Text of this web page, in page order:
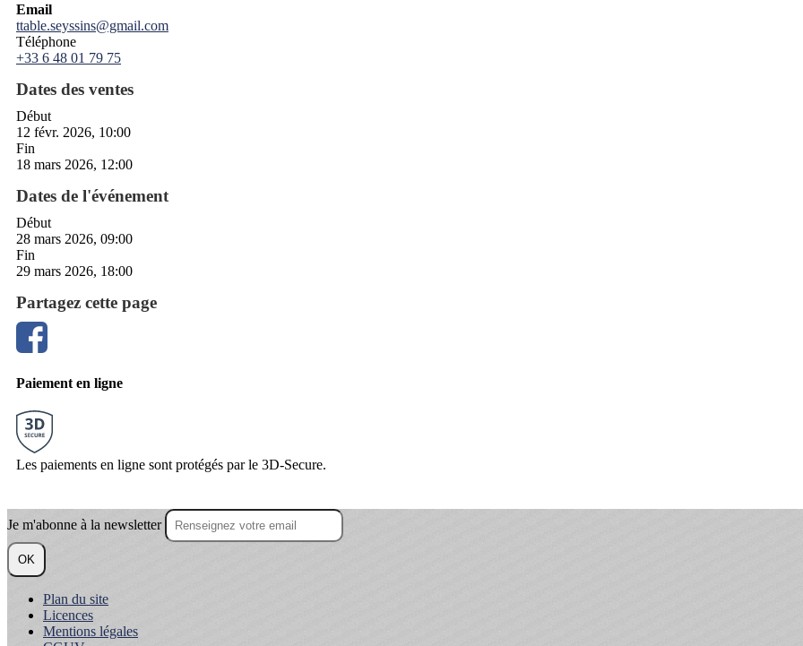
Email
ttable.seyssins@gmail.com
Téléphone
+33 6 48 01 79 75
Dates des ventes
Début
12 févr. 2026, 10:00
Fin
18 mars 2026, 12:00
Dates de l'événement
Début
28 mars 2026, 09:00
Fin
29 mars 2026, 18:00
Partagez cette page
Paiement en ligne
Les paiements en ligne sont protégés par le 3D-Secure.
Je m'abonne à la newsletter
OK
Plan du site
Licences
Mentions légales